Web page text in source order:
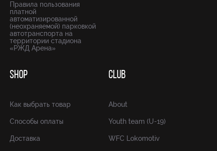
Правила пользования
платной
автоматизированной
(неохраняемой) парковкой
автотранспорта на
территории стадиона
«РЖД Арена»
SHOP
Как выбрать товар
Способы оплаты
Доставка
CLUB
About
Youth team (U-19)
WFC Lokomotiv